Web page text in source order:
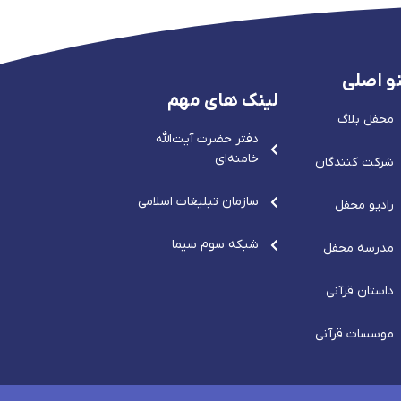
اصلی
محفل بلاگ
شرکت کنندگان
رادیو محفل
مدرسه محفل
داستان قرآنی
موسسات قرآنی
لینک های مهم
دفتر حضرت آيت‌الله‌
خامنه‌ای
سازمان تبلیغات اسلامی
شبکه سوم سیما